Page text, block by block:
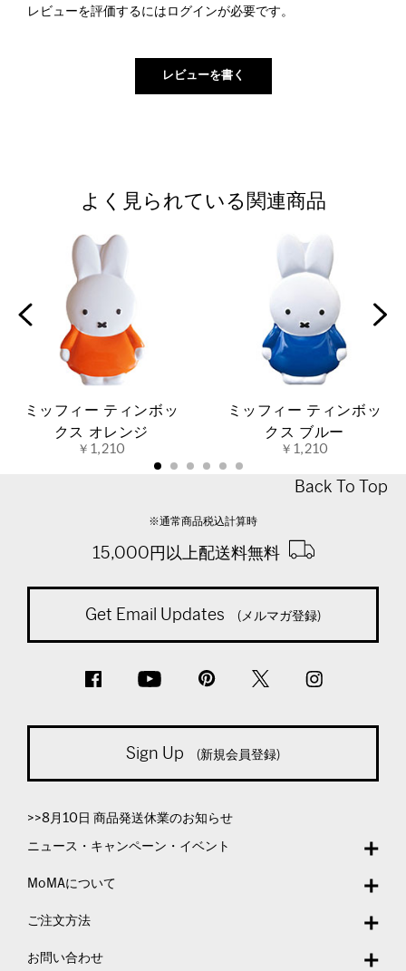
レビューを評価するには ログインが必要です。
よく見られている関連商品
ミッフィー ティンボッ
クス オレンジ
￥1,210
ミッフィー ティンボッ
クス ブルー
￥1,210
Back To Top
※通常商品税込計算時
15,000円以上配送料無料
Get Email Updates (メルマガ登録)
Sign Up (新規会員登録)
>>8月10日 商品発送休業のお知らせ
ニュース・キャンペーン・イベント
MoMAについて
ご注文方法
お問い合わせ